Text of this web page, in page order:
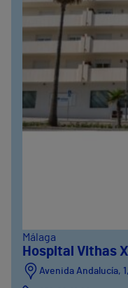
Málaga
Hospital Vithas
Avenida Andalucía,